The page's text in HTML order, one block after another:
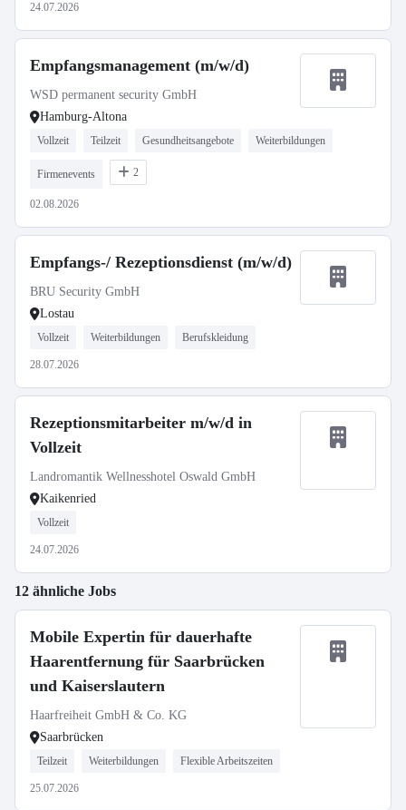
24.07.2026
Empfangsmanagement (m/w/d)
WSD permanent security GmbH
Hamburg-Altona
Vollzeit Teilzeit Gesundheitsangebote Weiterbildungen
Firmenevents 2
02.08.2026
Empfangs-/ Rezeptionsdienst (m/w/d)
BRU Security GmbH
Lostau
Vollzeit Weiterbildungen Berufskleidung
28.07.2026
Rezeptionsmitarbeiter m/w/d in
Vollzeit
Landromantik Wellnesshotel Oswald GmbH
Kaikenried
Vollzeit
24.07.2026
12 ähnliche Jobs
Mobile Expertin für dauerhafte
Haarentfernung für Saarbrücken
und Kaiserslautern
Haarfreiheit GmbH & Co. KG
Saarbrücken
Teilzeit Weiterbildungen Flexible Arbeitszeiten
25.07.2026